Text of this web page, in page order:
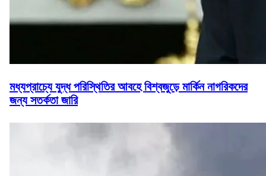
মধ্যপ্রাচ্যে যুদ্ধ পরিস্থিতির আবহে বিশ্বজুড়ে মার্কিন নাগরিকদের
জন্য সতর্কতা জারি